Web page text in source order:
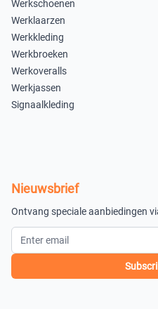
Werkschoenen
Werklaarzen
Werkkleding
Werkbroeken
Werkoveralls
Werkjassen
Signaalkleding
Nieuwsbrief
Ontvang speciale aanbiedingen